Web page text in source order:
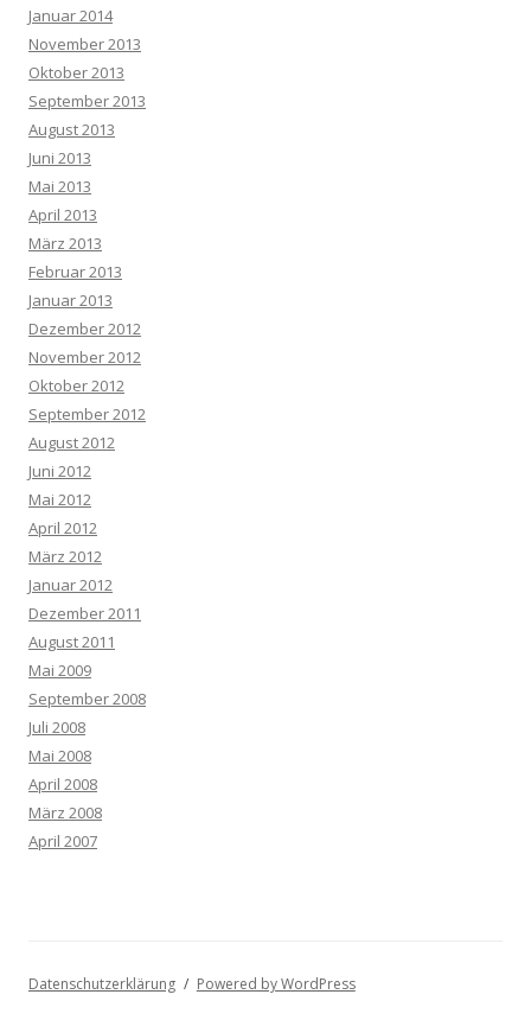
Januar 2014
November 2013
Oktober 2013
September 2013
August 2013
Juni 2013
Mai 2013
April 2013
März 2013
Februar 2013
Januar 2013
Dezember 2012
November 2012
Oktober 2012
September 2012
August 2012
Juni 2012
Mai 2012
April 2012
März 2012
Januar 2012
Dezember 2011
August 2011
Mai 2009
September 2008
Juli 2008
Mai 2008
April 2008
März 2008
April 2007
Datenschutzerklärung Powered by WordPress